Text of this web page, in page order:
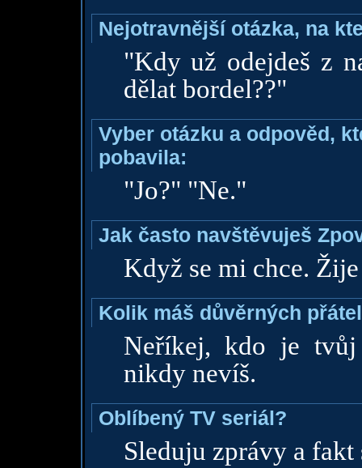
Nejotravnější otázka, na
"Kdy už odejdeš z
dělat bordel??"
Vyber otázku a odpověd,
pobavila:
"Jo?" "Ne."
Jak často navštěvuješ
Když se mi chce.
Kolik máš důvěrných
Neříkej, kdo je
nikdy nevíš.
Oblíbený TV seriál?
Sleduju zprávy a fakt